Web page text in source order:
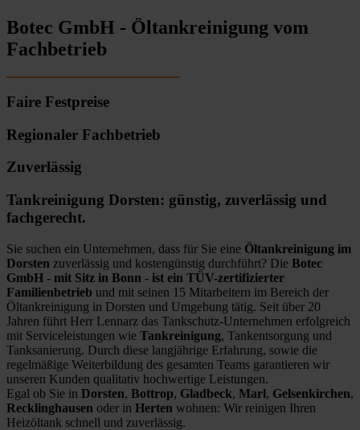
Botec GmbH - Öltankreinigung vom
Fachbetrieb
Faire Festpreise
Regionaler Fachbetrieb
Zuverlässig
Tankreinigung Dorsten: günstig, zuverlässig und
fachgerecht.
Sie suchen ein Unternehmen, dass für Sie eine Öltankreinigung im
Dorsten zuverlässig und kostengünstig durchführt? Die Botec
GmbH - mit Sitz in Bonn - ist ein TÜV-zertifizierter
Familienbetrieb und mit seinen 15 Mitarbeitern im Bereich der
Öltankreinigung in Dorsten und Umgebung tätig. Seit über 20
Jahren führt Herr Lennarz das Tankschutz-Unternehmen erfolgreich
mit Serviceleistungen wie Tankreinigung, Tankentsorgung und
Tanksanierung. Durch diese langjährige Erfahrung, sowie die
regelmäßige Weiterbildung des gesamten Teams garantieren wir
unseren Kunden qualitativ hochwertige Leistungen.
Egal ob Sie in Dorsten, Bottrop, Gladbeck, Marl, Gelsenkirchen,
Recklinghausen oder in Herten wohnen: Wir reinigen Ihren
Heizöltank schnell und zuverlässig.